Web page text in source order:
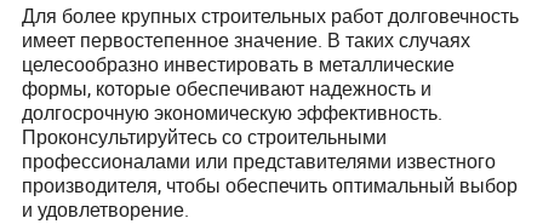
Для более крупных строительных работ долговечность
имеет первостепенное значение. В таких случаях
целесообразно инвестировать в металлические
формы, которые обеспечивают надежность и
долгосрочную экономическую эффективность.
Проконсультируйтесь со строительными
профессионалами или представителями известного
производителя, чтобы обеспечить оптимальный выбор
и удовлетворение.